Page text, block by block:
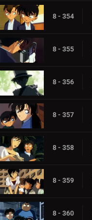
8 - 354
8 - 355
8 - 356
8 - 357
8 - 358
8 - 359
8 - 360